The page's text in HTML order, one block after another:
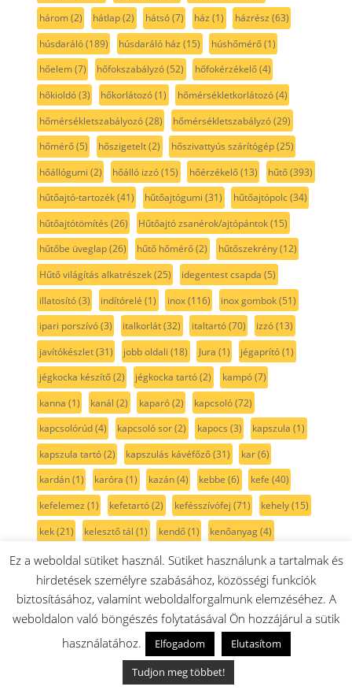
három(2) hátlap(2) hátsó(7) ház (1) házrész (63)
húsdaráló(189) húsdaráló ház (15) húshőmérő(1)
hőelem(7) hőfokszabályzó(52) hőfokérzékelő(4)
hőkioldó(3) hőkorlátozó(1) hőmérsékletkorlátozó(4)
hőmérsékletszabályozó(28) hőmérsékletszabályzó(29)
hőmérő(5) hőszigetelt(2) hőszivattyús szárítógép(25)
hőállógumi (2) hőálló izzó(15) hőérzékelő(13) hűtő(393)
hűtőajtó-tartozék(41) hűtőajtógumi (31) hűtőajtópolc(34)
hűtőajtótömítés (26) Hűtőajtó zsanérok/ajtópántok(15)
hűtőbe üveglap(26) hűtő hőmérő(2) hűtőszekrény(12)
Hűtő világítás alkatrészek(25) idegentest csapda (5)
illatosító(3) indítórelé (1) inox(116) inox gombok(51)
ipari porszívó(3) italkorlát(32) italtartó(70) izzó(13)
javítókészlet(31) jobb oldali (18) Jura (1) jégaprító(1)
jégkocka készítő(2) jégkocka tartó(2) kampó(7)
kanna (1) kanál (2) kaparó(2) kapcsoló(72)
kapcsolórúd(4) kapcsoló sor(2) kapocs (3) kapszula (1)
kapszula tartó(2) kapszulás kávéfőző(31) kar(6)
kardán(1) karóra (1) kazán(4) kebbe (6) kefe (40)
kefelemez (1) kefetartó(2) kefésszívófej (71) kehely(15)
kek(21) kelesztő tál (1) kendő(1) kenőanyag(4)
keret(17) kerámia(3) kerámialap(9) kerámiaszelep(2)
kerék(28) keskeny(1) keskeny tepsi(2) keverőgép(1)
keverőlapát(4) keverőszár(15) keverőtál(16) kezelő(2)
kidobó(3) kiegészítő (7) kifolyó(8)
kifúvó(6) kifúvórács(6) kihajtád(1)
kijelző modul(2) kilincs(8) kinyomó
Ez a weboldal sütiket használ. Sütiket használunk a tartalmak és
hirdetések személyre szabásához, közösségi funkciók
biztosításához, valamint weboldalforgalmunk elemzéséhez. A
weboldalon való böngészés folytatásával Ön hozzájárul a sütik
használatához.
Elfogadom
Elutasítom
Tudjon meg többet!